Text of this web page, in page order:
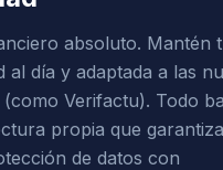
absoluto. Mantén
al día y adaptada a las
Verifactu). Todo
propia que garantiza
de datos con